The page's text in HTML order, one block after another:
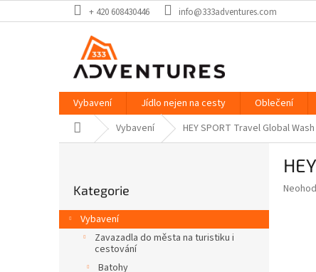
na
+ 420 608430446 info@333adventures.com
Vybavení Jídlo nejen na cesty Oblečení
Domů Vybavení HEY SPORT Travel Global
r
a
kategorie
Kategorie
Vybavení
Zavazadla do města na turistiku i
cestování
Batohy